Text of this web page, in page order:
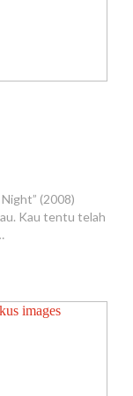
(2008)
Kau tentu telah